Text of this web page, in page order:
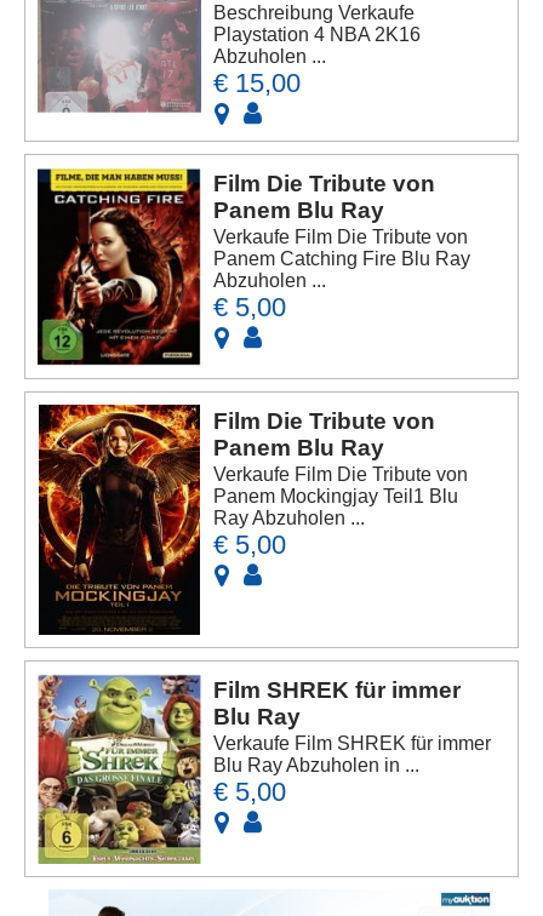
Beschreibung Verkaufe
Playstation 4 NBA 2K16
Abzuholen ...
€ 15,00
Film Die Tribute von
Panem Blu Ray
Verkaufe Film Die Tribute von
Panem Catching Fire Blu Ray
Abzuholen ...
€ 5,00
Film Die Tribute von
Panem Blu Ray
Verkaufe Film Die Tribute von
Panem Mockingjay Teil1 Blu
Ray Abzuholen ...
€ 5,00
Film SHREK für immer
Blu Ray
Verkaufe Film SHREK für immer
Blu Ray Abzuholen in ...
€ 5,00